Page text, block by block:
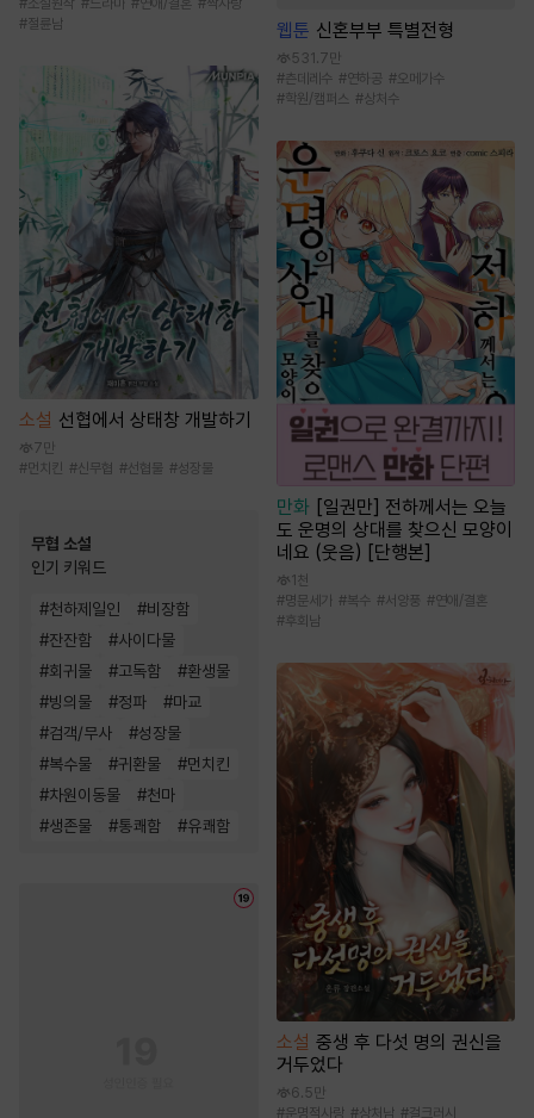
#절륜남
소설 선협에서 상태창 개발하기
7만
#먼치킨 #신무협 #선협물 #성장물
무협 소설
인기 키워드
#천하제일인 #비장함
#잔잔함 #사이다물
#회귀물 #고독함 #환생물
#빙의물 #정파 #마교
#검객/무사 #성장물
#복수물 #귀환물 #먼치킨
#차원이동물 #천마
#생존물 #통쾌함 #유쾌함
웹툰 신혼부부 특별전형
531.7만
#츤데레수 #연하공 #오메가수
#학원/캠퍼스 #상처수
만화 [일권만] 전하께서는 오늘
도 운명의 상대를 찾으신 모양이
네요 (웃음) [단행본]
1천
#명문세가 #복수 #서양풍 #연애/결혼
#후회남
소설 중생 후 다섯 명의 권신을
거두었다
6.5만
#운명적사랑 #상처남 #걸크러시